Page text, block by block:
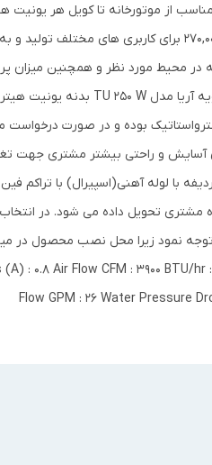
از موتورخانه تا کویل هر
نوع هیترها با ظرفیت 50,000 تا 270,000 برای
در محیط مورد نظر و همچنین میزان
بوده و در صورت درخواست
آسایش و راحتی بیشتر مشتری
تحویل داده می شود. در انتخاب
نمود زیرا محل نصب محصول در
: 0.8 Air Flow CFM : 3900 BTU/hr
Flow GPM : 26 Water Pressure